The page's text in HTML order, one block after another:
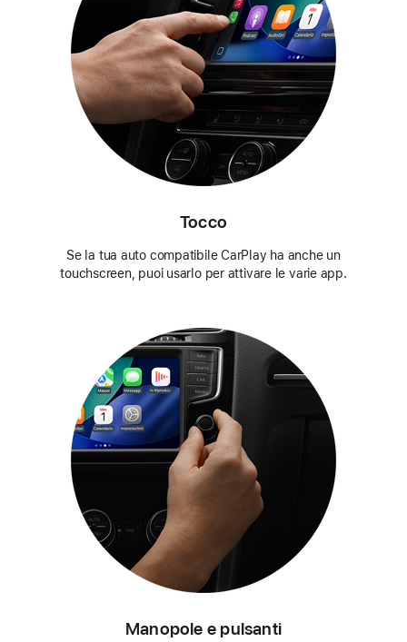
Tocco
Se la tua auto compatibile CarPlay ha anche un
touchscreen, puoi usarlo per attivare le varie app.
Manopole e pulsanti